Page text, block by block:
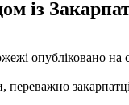
із
опубліковано